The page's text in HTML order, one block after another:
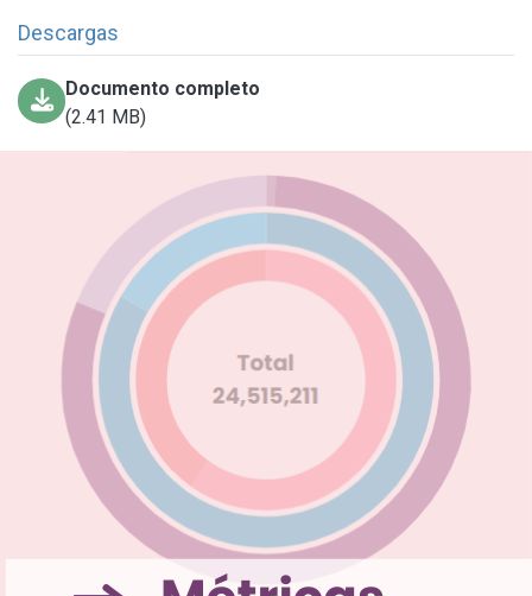
Descargas
Documento completo
(2.41 MB)